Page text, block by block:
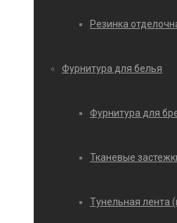
Резинка
Фурнитура для белья
Фурнитура для
Тканевые
Тунельная лента